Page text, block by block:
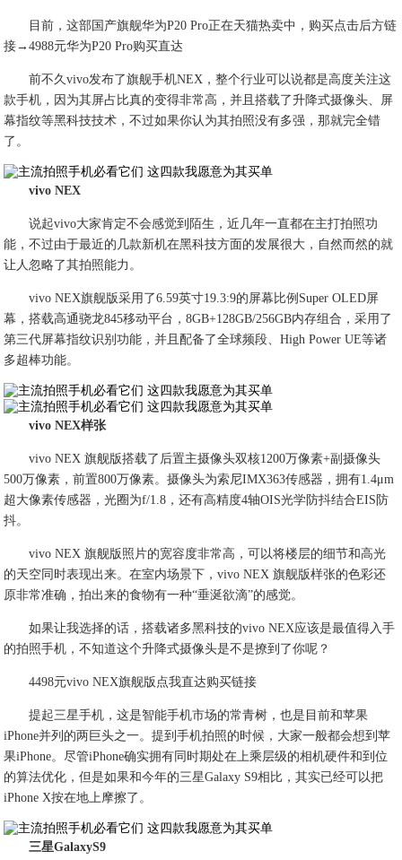
目前，这部国产旗舰华为P20 Pro正在天猫热卖中，购买点击后方链
接→4988元华为P20 Pro购买直达
前不久vivo发布了旗舰手机NEX，整个行业可以说都是高度关注这
款手机，因为其屏占比真的变得非常高，并且搭载了升降式摄像头、屏
幕指纹等黑科技技术，不过如果你认为其拍照没有多强，那就完全错
了。
vivo NEX
说起vivo大家肯定不会感觉到陌生，近几年一直都在主打拍照功
能，不过由于最近的几款新机在黑科技方面的发展很大，自然而然的就
让人忽略了其拍照能力。
vivo NEX旗舰版采用了6.59英寸19.3:9的屏幕比例Super OLED屏
幕，搭载高通骁龙845移动平台，8GB+128GB/256GB内存组合，采用了
第三代屏幕指纹识别功能，并且配备了全球频段、High Power UE等诸
多超棒功能。
vivo NEX样张
vivo NEX 旗舰版搭载了后置主摄像头双核1200万像素+副摄像头
500万像素，前置800万像素。摄像头为索尼IMX363传感器，拥有1.4μm
超大像素传感器，光圈为f/1.8，还有高精度4轴OIS光学防抖结合EIS防
抖。
vivo NEX 旗舰版照片的宽容度非常高，可以将楼层的细节和高光
的天空同时表现出来。在室内场景下，vivo NEX 旗舰版样张的色彩还
原非常准确，拍出来的食物有一种“垂涎欲滴”的感觉。
如果让我选择的话，搭载诸多黑科技的vivo NEX应该是最值得入手
的拍照手机，不知道这个升降式摄像头是不是撩到了你呢？
4498元vivo NEX旗舰版点我直达购买链接
提起三星手机，这是智能手机市场的常青树，也是目前和苹果
iPhone并列的两巨头之一。提到手机拍照的时候，大家一般都会想到苹
果iPhone。尽管iPhone确实拥有同时期处在上乘层级的相机硬件和到位
的算法优化，但是如果和今年的三星Galaxy S9相比，其实已经可以把
iPhone X按在地上摩擦了。
三星GalaxyS9